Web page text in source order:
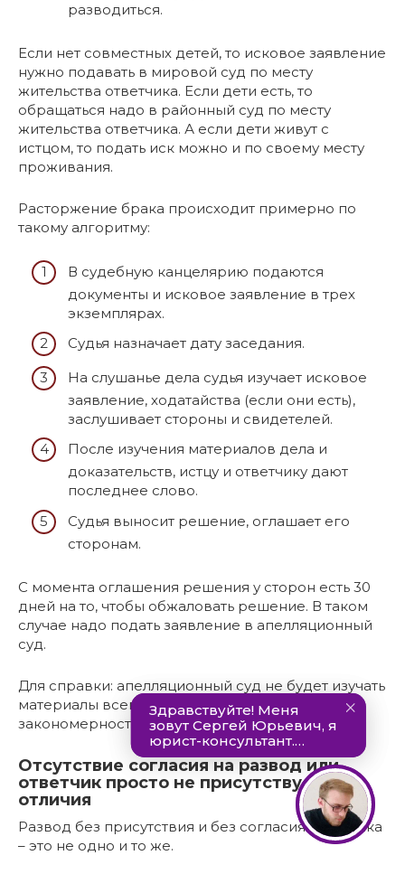
разводиться.
Если нет совместных детей, то исковое заявление
нужно подавать в мировой суд по месту
жительства ответчика. Если дети есть, то
обращаться надо в районный суд по месту
жительства ответчика. А если дети живут с
истцом, то подать иск можно и по своему месту
проживания.
Расторжение брака происходит примерно по
такому алгоритму:
В судебную канцелярию подаются
документы и исковое заявление в трех
экземплярах.
Судья назначает дату заседания.
На слушанье дела судья изучает исковое
заявление, ходатайства (если они есть),
заслушивает стороны и свидетелей.
После изучения материалов дела и
доказательств, истцу и ответчику дают
последнее слово.
Судья выносит решение, оглашает его
сторонам.
С момента оглашения решения у сторон есть 30
дней на то, чтобы обжаловать решение. В таком
случае надо подать заявление в апелляционный
суд.
Для справки: апелляционный суд не будет изучать
материалы всего дела. Он только проверить
закономерность вынесенного решения.
Отсутствие согласия на развод или
ответчик просто не присутствует:
отличия
Развод без присутствия и без согласия ответчика
– это не одно и то же.